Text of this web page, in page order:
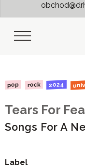
pop rock 2024
Tears For
Songs For A
Label